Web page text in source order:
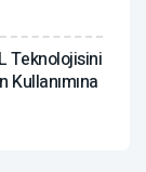
Teknolojisini
Kullanımına